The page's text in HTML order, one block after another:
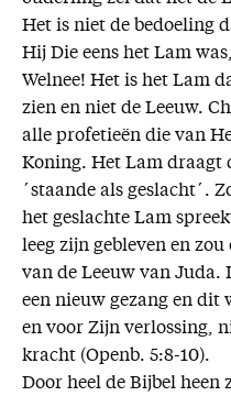
Het is niet de bedoeling
Hij Die eens het Lam
Welnee! Het is het Lam
zien en niet de Leeuw.
alle profetieën die van
Koning. Het Lam draagt
´staande als geslacht´.
het geslachte Lam
leeg zijn gebleven en
van de Leeuw van
een nieuw gezang en dit
en voor Zijn verlossing,
kracht (Openb. 5:8-10).
Door heel de Bijbel heen